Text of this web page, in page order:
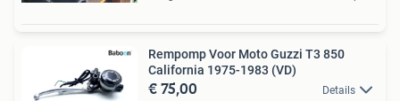
Rempomp Voor Moto Guzzi T3 850
California 1975-1983 (VD)
€ 75,00 Details